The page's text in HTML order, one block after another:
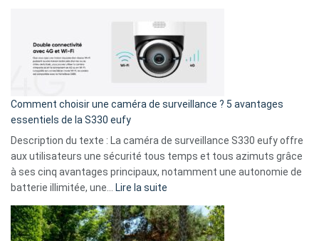
!
record
:
La
fuite
16
données
menace
Facebook,
et
GitHub
Comment choisir une caméra de surveillance ? 5 avantages
essentiels de la S330 eufy
Description du texte : La caméra de surveillance S330 eufy offre
aux utilisateurs une sécurité tous temps et tous azimuts grâce
à ses cinq avantages principaux, notamment une autonomie de
batterie illimitée, une… Lire la suite
Comment
choisir
une